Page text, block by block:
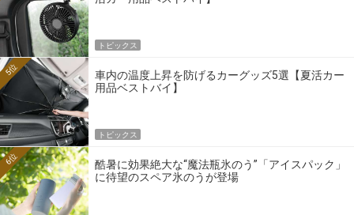
トピックス
車内の温度上昇を防げるカーグッズ5選【夏活カー
用品ベストバイ】
5位
トピックス
酷暑に効果絶大な“魔法瓶氷のう”「アイスパック」
に待望のスペア氷のうが登場
6位